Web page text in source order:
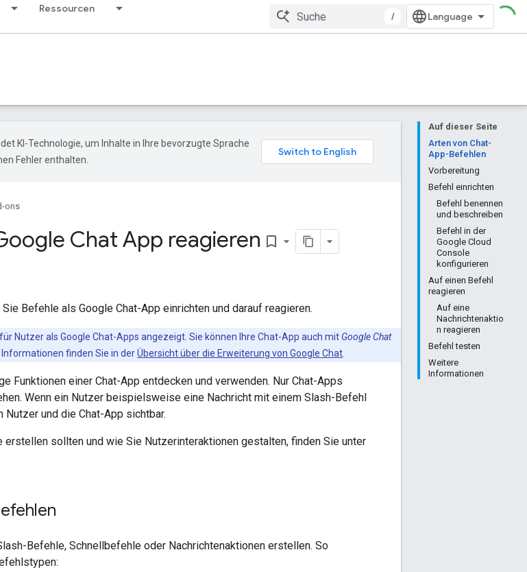
Ressourcen
/
Auf dieser Seite
Arten von Chat-
App-Befehlen
Vorbereitung
Befehl einrichten
Befehl benennen
und beschreiben
Befehl in der
Google Cloud
Console
konfigurieren
Auf einen Befehl
reagieren
Auf eine
Nachrichtenaktio
n reagieren
Befehl testen
Weitere
Informationen
KI-Technologie, um Inhalte in Ihre bevorzugte Sprache
Fehler enthalten.
ons
Chat App reagieren bookmark_border
Befehle als Google Chat-App einrichten und darauf reagieren.
Nutzer als Google Chat-Apps angezeigt. Sie können Ihre Chat-App auch mit Google Chat
finden Sie in derÜbersicht über die Erweiterung von Google Chat
Funktionen einer Chat-App entdecken und verwenden. Nur Chat-Apps
Wenn ein Nutzer beispielsweise eine Nachricht mit einem Slash-Befehl
und die Chat-App sichtbar.
erstellen sollten und wie Sie Nutzerinteraktionen gestalten, finden Sie unter
Befehle, Schnellbefehle oder Nachrichtenaktionen erstellen. So